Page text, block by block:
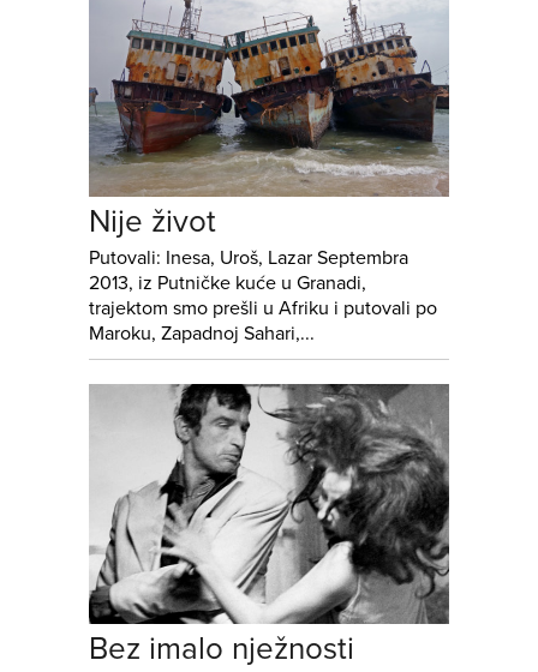
Nije život
Putovali: Inesa, Uroš, Lazar Septembra
2013, iz Putničke kuće u Granadi,
trajektom smo prešli u Afriku i putovali po
Maroku, Zapadnoj Sahari,...
Bez imalo nježnosti